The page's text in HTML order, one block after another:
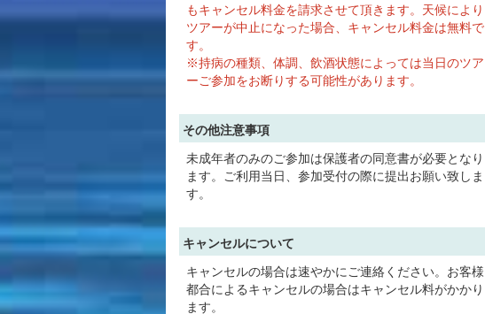
もキャンセル料金を請求させて頂きます。天候により
ツアーが中止になった場合、キャンセル料金は無料で
す。
※持病の種類、体調、飲酒状態によっては当日のツア
ーご参加をお断りする可能性があります。
その他注意事項
未成年者のみのご参加は保護者の同意書が必要となり
ます。ご利用当日、参加受付の際に提出お願い致しま
す。
キャンセルについて
キャンセルの場合は速やかにご連絡ください。お客様
都合によるキャンセルの場合はキャンセル料がかかり
ます。